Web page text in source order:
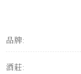
品牌:
酒莊: